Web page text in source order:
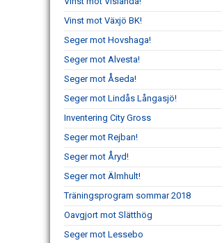
Vinst mot Växjö BK!
Seger mot Hovshaga!
Seger mot Alvesta!
Seger mot Åseda!
Seger mot Lindås Långasjö!
Inventering City Gross
Seger mot Rejban!
Seger mot Åryd!
Seger mot Älmhult!
Träningsprogram sommar 2018
Oavgjort mot Slätthög
Seger mot Lessebo